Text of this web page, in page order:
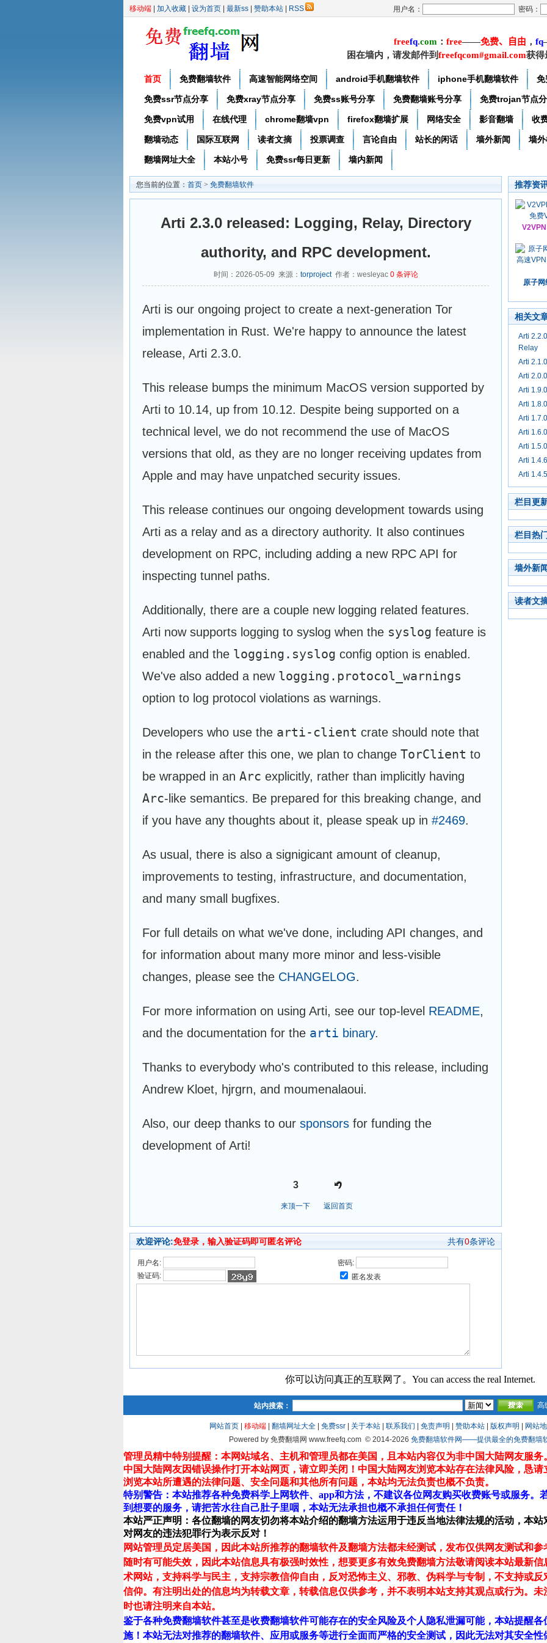
移动端 加入收藏 设为首页 最新ss 赞助本站 RSS 用户名： 密码：
freefq.com ： free——免费、自由 ， fq
困在墙内，请发邮件到freefqcom#gmail.com获得
首页 免费翻墙软件 高速智能网络空间 android手机翻墙软件 iphone手机翻墙软件 免
免费ssr节点分享 免费xray节点分享 免费ss账号分享 免费翻墙账号分享 免费trojan节点
免费vpn试用 在线代理 chrome翻墙vpn firefox翻墙扩展 网络安全 影音翻墙 收
翻墙动态 国际互联网 读者文摘 投票调查 言论自由 站长的闲话 墙外新闻 墙
翻墙网址大全 本站小号 免费ssr每日更新 墙内新闻
您当前的位置： 首页 > 免费翻墙软件
Arti 2.3.0 released: Logging, Relay, Directory
authority, and RPC development.
时间：2026-05-09 来源： torproject作者：wesleyac 0 条评论
Arti is our ongoing project to create a next-generation Tor
implementation in Rust. We're happy to announce the latest
release, Arti 2.3.0.
This release bumps the minimum MacOS version supported by
Arti to 10.14, up from 10.12. Despite being supported on a
technical level, we do not recommend the use of MacOS
versions that old, as they are no longer receiving updates from
Apple and may have unpatched security issues.
This release continues our ongoing development towards using
Arti as a relay and as a directory authority. It also continues
development on RPC, including adding a new RPC API for
inspecting tunnel paths.
Additionally, there are a couple new logging related features.
Arti now supports logging to syslog when the syslog feature is
enabled and the logging.syslog config option is enabled.
We've also added a new logging.protocol_warnings
option to log protocol violations as warnings.
Developers who use the arti-client crate should note that
in the release after this one, we plan to change TorClient to
be wrapped in an Arc explicitly, rather than implicitly having
Arc-like semantics. Be prepared for this breaking change, and
if you have any thoughts about it, please speak up in #2469.
As usual, there is also a signigicant amount of cleanup,
improvements to testing, infrastructure, and documentation,
and many small bugfixes.
For full details on what we've done, including API changes, and
for information about many more minor and less-visible
changes, please see the CHANGELOG.
For more information on using Arti, see our top-level README,
and the documentation for the arti binary.
Thanks to everybody who's contributed to this release, including
Andrew Kloet, hjrgrn, and moumenalaoui.
Also, our deep thanks to our sponsors for funding the
development of Arti!
3
来顶一下 返回首页
欢迎评论:免登录，输入验证码即可匿名评论 共有0条评论
用户名:
密码:
验证码:
匿名发表
推荐资
原子
相关文
Arti
Relay
Arti
Arti
Arti
Arti
Arti
Arti
Arti
Arti
Arti
栏目更
栏目热
墙外新
读者文
你可以访问真正的互联网了。You can access the real Internet.
站内搜索： 高
网站首页 移动端 翻墙网址大全 免费ssr 关于本站 联系我们 免责声明 赞助本站 版权声明
网站
Powered by 免费翻墙网 www.freefq.com© 2014-2026 免费翻墙软件网——提供最全的免费翻墙
管理员精中特别提醒：本网站域名、主机和管理员都在美国，且本站内容仅为非中国大陆网友服
中国大陆网友因错误操作打开本站网页，请立即关闭！中国大陆网友浏览本站存在法律风险，恳
浏览本站所遭遇的法律问题、安全问题和其他所有问题，本站均无法负责也概不负责。
特别警告：本站推荐各种免费科学上网软件、app和方法，不建议各位网友购买收费账号或服务。
到想要的服务，请把苦水往自己肚子里咽，本站无法承担也概不承担任何责任！
本站严正声明：各位翻墙的网友切勿将本站介绍的翻墙方法运用于违反当地法律法规的活动，本
对网友的违法犯罪行为表示反对！
网站管理员定居美国，因此本站所推荐的翻墙软件及翻墙方法都未经测试，发布仅供网友测试和
随时有可能失效，因此本站信息具有极强时效性，想要更多有效免费翻墙方法敬请阅读本站最新
术网站，支持科学与民主，支持宗教信仰自由，反对恐怖主义、邪教、伪科学与专制，不支持或
信仰。有注明出处的信息均为转载文章，转载信息仅供参考，并不表明本站支持其观点或行为。
时也请注明来自本站。
鉴于各种免费翻墙软件甚至是收费翻墙软件可能存在的安全风险及个人隐私泄漏可能，本站提醒
施！本站无法对推荐的翻墙软件、应用或服务等进行全面而严格的安全测试，因此无法对其安全